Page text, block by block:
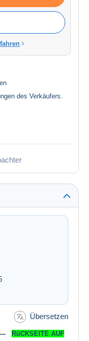
des Verkäufers
Übersetzen
RüCKSEITE AUF